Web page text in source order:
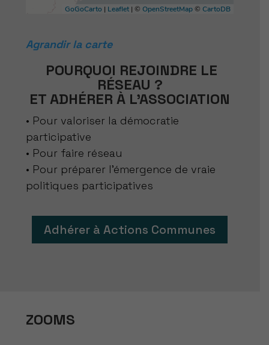
Agrandir la carte
POURQUOI REJOINDRE LE
RÉSEAU ?
ET ADHÉRER À L’ASSOCIATION
• Pour valoriser la démocratie
participative
• Pour faire réseau
• Pour préparer l’émergence de vraie
politiques participatives
Adhérer à Actions Communes
ZOOMS